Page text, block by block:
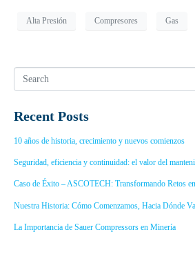
Alta Presión Compresores Gas
Recent Posts
10 años de historia, crecimiento y nuevos comienzos
Seguridad, eficiencia y continuidad: el valor del
Caso de Éxito – ASCOTECH: Transformando Retos
Nuestra Historia: Cómo Comenzamos, Hacia Dónde
La Importancia de Sauer Compressors en Minería